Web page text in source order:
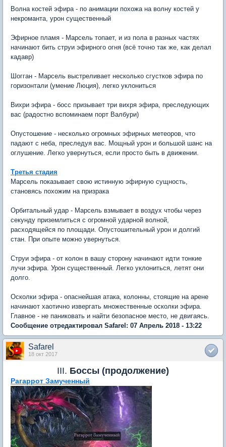
Волна костей эфира - по анимации похожа на волну костей у
некроманта, урон существенный
Эфирное пламя - Марсель топает, и из пола в разных частях
начинают бить струи эфирного огня (всё точно так же, как делал
кадавр)
Шогган - Марсель выстреливает несколько сгустков эфира по
горизонтали (умение Люция), легко уклониться
Вихри эфира - босс призывает три вихря эфира, преследующих
вас (радостно вспоминаем порт Валбури)
Опустошение - несколько огромных эфирных метеоров, что
падают с неба, преследуя вас. Мощный урон и большой шанс на
оглушение. Легко увернуться, если просто быть в движении.
Третья стадия
Марсель показывает свою истинную эфирную сущность,
становясь похожим на призрака
Орбитальный удар - Марсель взмывает в воздух чтобы через
секунду приземлиться с огромной ударной волной,
расходящейся по площади. Опустошительный урон и долгий
стан. При опыте можно увернуться.
Струи эфира - от колон в вашу сторону начинают идти тонкие
лучи эфира. Урон существенный. Легко уклониться, летят они
долго.
Осколки эфира - опаснейшая атака, колонны, стоящие на арене
начинают хаотично извергать множественные осколки эфира.
Главное - не паниковать и найти безопасное место, не двигаясь.
Сообщение отредактировал Safarel: 07 Апрель 2018 - 13:22
Safarel
18 окт 2017
III. Боссы (продолжение)
Рагаррот Замученный